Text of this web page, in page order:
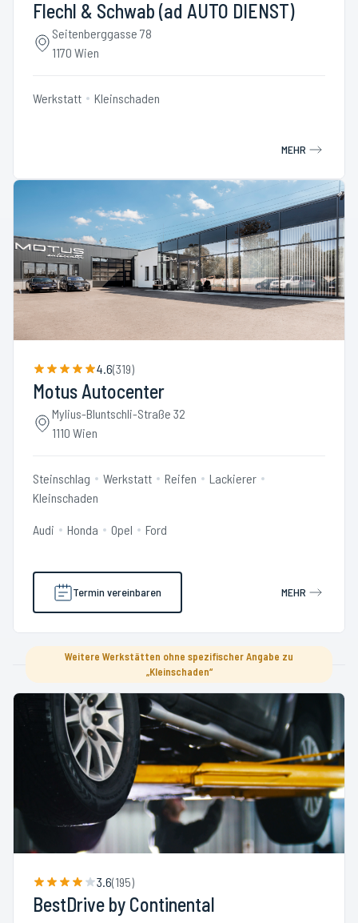
Flechl & Schwab (ad AUTO DIENST)
Seitenberggasse 78
1170 Wien
Werkstatt Kleinschaden
MEHR
4.6(319)
Motus Autocenter
Mylius-Bluntschli-Straße 32
1110 Wien
Steinschlag Werkstatt Reifen
Lackierer
Kleinschaden
Audi Honda Opel Ford
Termin vereinbaren MEHR
Weitere Werkstätten ohne spezifischer Angabe zu
„Kleinschaden“
3.6(195)
BestDrive by Continental